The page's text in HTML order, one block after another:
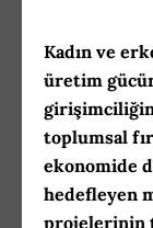
Kadın ve
üretim
toplumsal
ekonomide
hedefleyen
projelerinin